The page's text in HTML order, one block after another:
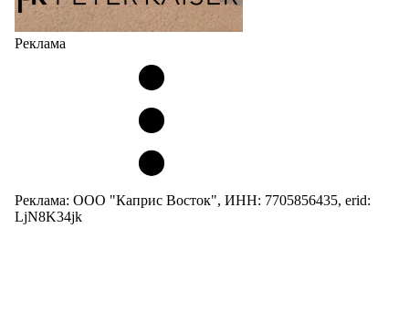
Реклама
Реклама: ООО "Каприс Восток", ИНН: 7705856435, erid:
LjN8K34jk